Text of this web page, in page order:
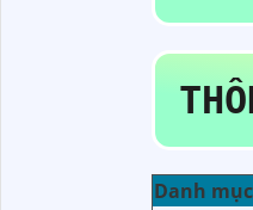
Danh mục